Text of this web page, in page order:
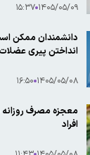
۱۴۰۵/۰۵/۰۹ ۱۵:۳۷
دانشمندان ممکن
انداختن پیری عضلات
۱۴۰۵/۰۵/۰۸ ۱۶:۵۰
معجزه مصرف روزانه
افراد